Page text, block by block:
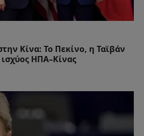
Κίνα: Το Πεκίνο, η Ταϊβάν
ΗΠΑ–Κίνας